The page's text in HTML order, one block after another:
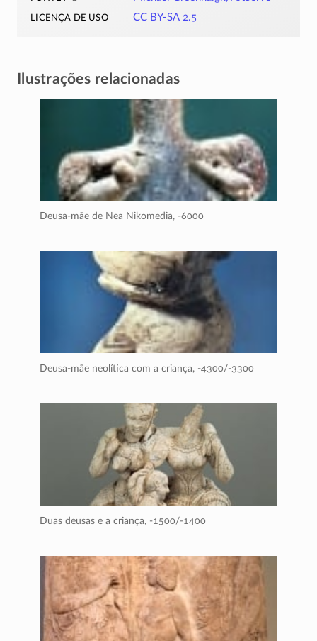
licença de uso CC BY-SA 2.5
Ilustrações relacionadas
Deusa-mãe de Nea Nikomedia, -6000
Deusa-mãe neolítica com a criança, -4300/-3300
Duas deusas e a criança, -1500/-1400